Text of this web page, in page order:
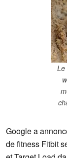
Le
Google a
de fitness Fitbit